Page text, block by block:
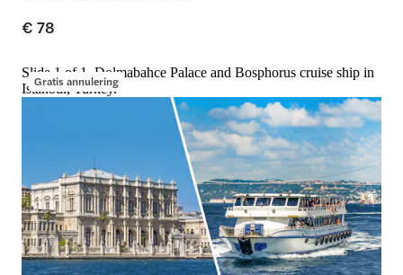
€ 78
Gratis annulering
Slide 1 of 1, Dolmabahce Palace and Bosphorus cruise ship in
Istanbul, Turkey.